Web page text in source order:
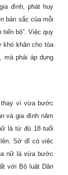
đình, phát huy
bản sắc của mỗi
tiến bộ”. Việc quy
khó khăn cho tòa
mà phải áp dụng
vì vừa bước
và gia đình năm
là từ đủ 18 tuổi
Sở dĩ có việc
nữ là vừa bước
với Bộ luật Dân